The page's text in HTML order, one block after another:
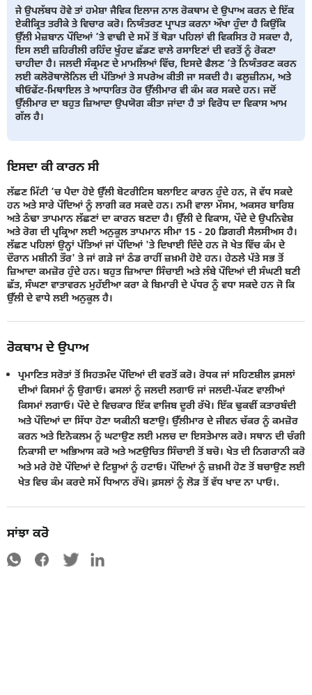
ਜੇ ਉਪਲੱਬਧ ਹੋਵੇ ਤਾਂ ਹਮੇਸ਼ਾ ਜੈਵਿਕ ਇਲਾਜ ਨਾਲ ਰੋਕਥਾਮ ਦੇ ਉਪਾਅ ਕਰਨ ਦੇ ਇੱਕ
ਏਕੀਕ੍ਰਿਤ ਤਰੀਕੇ ਤੇ ਵਿਚਾਰ ਕਰੋ। ਨਿਯੰਤਰਣ ਪ੍ਰਾਪਤ ਕਰਨਾ ਔਖਾ ਹੁੰਦਾ ਹੈ ਕਿਉਂਕਿ
ਉੱਲੀ ਮੇਜ਼ਬਾਨ ਪੌਦਿਆਂ ‘ਤੇ ਵਾਢੀ ਦੇ ਸਮੇਂ ਤੋਂ ਥੋੜਾ ਪਹਿਲਾਂ ਵੀ ਵਿਕਸਿਤ ਹੋ ਸਕਦਾ ਹੈ,
ਇਸ ਲਈ ਜ਼ਹਿਰੀਲੀ ਰਹਿੰਦ ਖੂੰਹਦ ਛੱਡਣ ਵਾਲੇ ਰਸਾਇਣਾਂ ਦੀ ਵਰਤੋਂ ਨੂੰ ਰੋਕਣਾ
ਚਾਹੀਦਾ ਹੈ। ਜਲਦੀ ਸੰਕ੍ਰਮਣ ਦੇ ਮਾਮਲਿਆਂ ਵਿੱਚ, ਇਸਦੇ ਫੈਲਣ ‘ਤੇ ਨਿਯੰਤਰਣ ਕਰਨ
ਲਈ ਕਲੋਰੋਥਾਲੋਨਿਲ ਦੀ ਪੱਤਿਆਂ ਤੇ ਸਪਰੇਅ ਕੀਤੀ ਜਾ ਸਕਦੀ ਹੈ। ਫਲੂਜ਼ੀਨਮ, ਅਤੇ
ਥੀਓਫੇਂਟ-ਮਿਥਾਇਲ ਤੇ ਆਧਾਰਿਤ ਹੋਰ ਉੱਲੀਮਾਰ ਵੀ ਕੰਮ ਕਰ ਸਕਦੇ ਹਨ। ਜਦੋਂ
ਉੱਲੀਮਾਰ ਦਾ ਬਹੁਤ ਜ਼ਿਆਦਾ ਉਪਯੋਗ ਕੀਤਾ ਜਾਂਦਾ ਹੈ ਤਾਂ ਵਿਰੋਧ ਦਾ ਵਿਕਾਸ ਆਮ
ਗੱਲ ਹੈ।
ਇਸਦਾ ਕੀ ਕਾਰਨ ਸੀ
ਲੱਛਣ ਮਿੱਟੀ ‘ਚ ਪੈਦਾ ਹੋਏ ਉੱਲੀ ਬੋਟਰੀਟਿਸ ਬਲਾਇਟ ਕਾਰਨ ਹੁੰਦੇ ਹਨ, ਜੋ ਵੱਧ ਸਕਦੇ
ਹਨ ਅਤੇ ਸਾਰੇ ਪੌਦਿਆਂ ਨੂੰ ਲਾਗੀ ਕਰ ਸਕਦੇ ਹਨ। ਨਮੀ ਵਾਲਾ ਮੌਸਮ, ਅਕਸਰ ਬਾਰਿਸ਼
ਅਤੇ ਠੰਢਾ ਤਾਪਮਾਨ ਲੱਛਣਾਂ ਦਾ ਕਾਰਨ ਬਣਦਾ ਹੈ। ਉੱਲੀ ਦੇ ਵਿਕਾਸ, ਪੌਦੇ ਦੇ ਉਪਨਿਵੇਸ਼
ਅਤੇ ਰੋਗ ਦੀ ਪ੍ਰਕ੍ਰਿਆ ਲਈ ਅਨੁਕੂਲ ਤਾਪਮਾਨ ਸੀਮਾ 15 - 20 ਡਿਗਰੀ ਸੈਲਸੀਅਸ ਹੈ।
ਲੱਛਣ ਪਹਿਲਾਂ ਉਨ੍ਹਾਂ ਪੱਤਿਆਂ ਜਾਂ ਪੌਦਿਆਂ 'ਤੇ ਦਿਖਾਈ ਦਿੰਦੇ ਹਨ ਜੋ ਖੇਤ ਵਿੱਚ ਕੰਮ ਦੇ
ਦੌਰਾਨ ਮਸ਼ੀਨੀ ਤੌਰ' ਤੇ ਜਾਂ ਗੜੇ ਜਾਂ ਠੰਡ ਰਾਹੀਂ ਜ਼ਖ਼ਮੀ ਹੋਏ ਹਨ। ਹੇਠਲੇ ਪੱਤੇ ਸਭ ਤੋਂ
ਜ਼ਿਆਦਾ ਕਮਜ਼ੋਰ ਹੁੰਦੇ ਹਨ। ਬਹੁਤ ਜ਼ਿਆਦਾ ਸਿੰਚਾਈ ਅਤੇ ਲੰਬੇ ਪੌਦਿਆਂ ਦੀ ਸੰਘਣੀ ਬਣੀ
ਛੱਤ, ਸੰਘਣਾ ਵਾਤਾਵਰਨ ਮੁਹੱਈਆ ਕਰਾ ਕੇ ਬਿਮਾਰੀ ਦੇ ਪੱਧਰ ਨੂੰ ਵਧਾ ਸਕਦੇ ਹਨ ਜੋ ਕਿ
ਉੱਲੀ ਦੇ ਵਾਧੇ ਲਈ ਅਨੁਕੂਲ ਹੈ।
ਰੋਕਥਾਮ ਦੇ ਉਪਾਅ
ਪ੍ਰਮਾਣਿਤ ਸਰੋਤਾਂ ਤੋਂ ਸਿਹਤਮੰਦ ਪੌਦਿਆਂ ਦੀ ਵਰਤੋਂ ਕਰੋ। ਰੋਧਕ ਜਾਂ ਸਹਿਣਸ਼ੀਲ ਫ਼ਸਲਾਂ
ਦੀਆਂ ਕਿਸਮਾਂ ਨੂੰ ਉਗਾਓ। ਫਸਲਾਂ ਨੂੰ ਜਲਦੀ ਲਗਾਓ ਜਾਂ ਜਲਦੀ-ਪੱਕਣ ਵਾਲੀਆਂ
ਕਿਸਮਾਂ ਲਗਾਓ। ਪੌਦੇ ਦੇ ਵਿਚਕਾਰ ਇੱਕ ਵਾਜਿਬ ਦੂਰੀ ਰੱਖੋ। ਇੱਕ ਢੁਕਵੀਂ ਕਤਾਰਬੰਦੀ
ਅਤੇ ਪੌਦਿਆਂ ਦਾ ਸਿੱਧਾ ਹੋਣਾ ਯਕੀਨੀ ਬਣਾਉ। ਉੱਲੀਮਾਰ ਦੇ ਜੀਵਨ ਚੱਕਰ ਨੂੰ ਕਮਜ਼ੋਰ
ਕਰਨ ਅਤੇ ਇਨੋਕਲਮ ਨੂੰ ਘਟਾਉਣ ਲਈ ਮਲਚ ਦਾ ਇਸਤੇਮਾਲ ਕਰੋ। ਸਥਾਨ ਦੀ ਚੰਗੀ
ਨਿਕਾਸੀ ਦਾ ਅਭਿਆਸ ਕਰੋ ਅਤੇ ਅਣਉਚਿਤ ਸਿੰਚਾਈ ਤੋਂ ਬਚੋ। ਖੇਤ ਦੀ ਨਿਗਰਾਨੀ ਕਰੋ
ਅਤੇ ਮਰੇ ਹੋਏ ਪੌਦਿਆਂ ਦੇ ਟਿਸ਼ੂਆਂ ਨੂੰ ਹਟਾਓ। ਪੌਦਿਆਂ ਨੂੰ ਜ਼ਖ਼ਮੀ ਹੋਣ ਤੋਂ ਬਚਾਉਣ ਲਈ
ਖੇਤ ਵਿਚ ਕੰਮ ਕਰਦੇ ਸਮੇਂ ਧਿਆਨ ਰੱਖੋ। ਫ਼ਸਲਾਂ ਨੂੰ ਲੋੜ ਤੋਂ ਵੱਧ ਖਾਦ ਨਾ ਪਾਓ।.
ਸਾਂਝਾ ਕਰੋ